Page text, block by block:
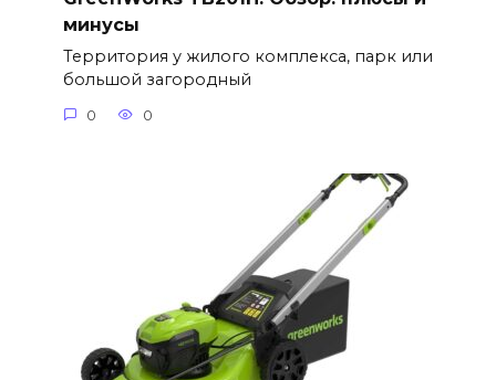
минусы
Территория у жилого комплекса, парк или
большой загородный
0 0